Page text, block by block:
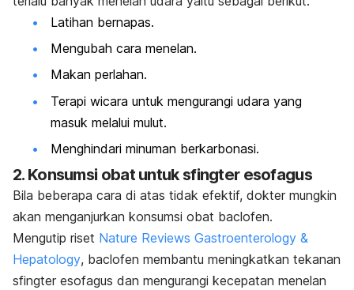
Latihan bernapas.
Mengubah cara menelan.
Makan perlahan.
Terapi wicara untuk mengurangi udara yang
masuk melalui mulut.
Menghindari minuman berkarbonasi.
2. Konsumsi obat untuk sfingter esofagus
Bila beberapa cara di atas tidak efektif, dokter mungkin
akan menganjurkan konsumsi obat baclofen.
Mengutip riset Nature Reviews Gastroenterology &
Hepatology, baclofen membantu meningkatkan tekanan
sfingter esofagus dan mengurangi kecepatan menelan